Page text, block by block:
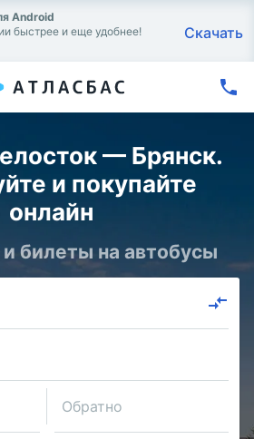
Android
быстрее и еще удобнее!
Скачать
— Брянск.
и покупайте
онлайн
билеты на автобусы
Обратно